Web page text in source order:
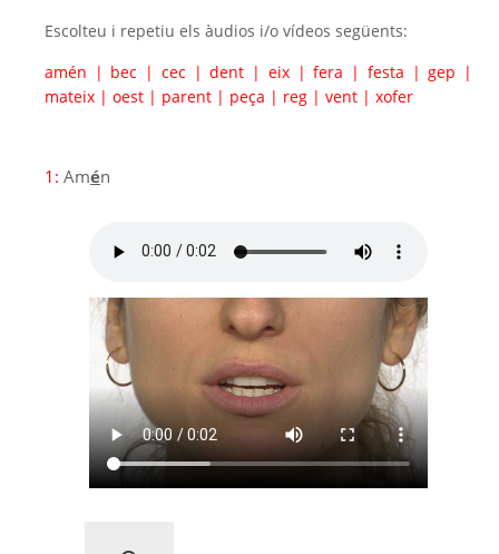
Escolteu i repetiu els àudios i/o vídeos següents:
amén | bec | cec |dent | eix |fera | festa |gep |
mateix | oest | parent | peça | reg | vent | xofer
1: Amén